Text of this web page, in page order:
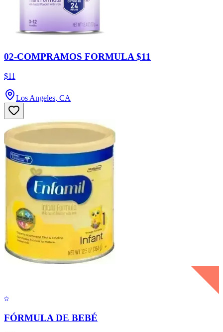
02-COMPRAMOS FORMULA $11
$11
Los Angeles, CA
FÓRMULA DE BEBÉ